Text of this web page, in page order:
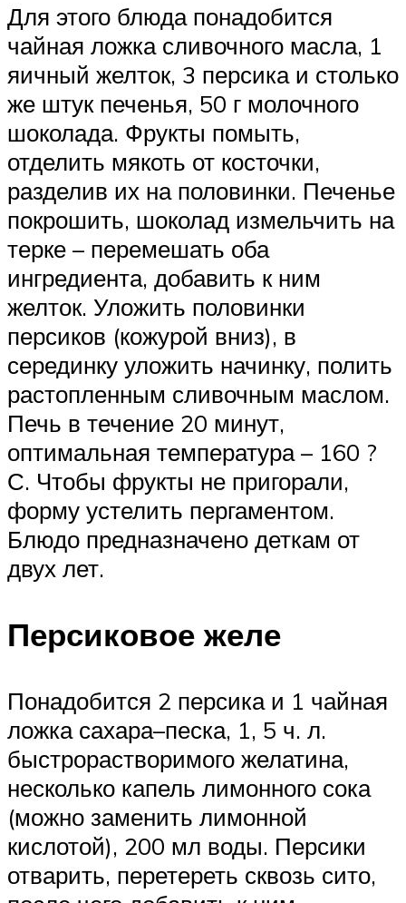
Для этого блюда понадобится
чайная ложка сливочного масла, 1
яичный желток, 3 персика и столько
же штук печенья, 50 г молочного
шоколада. Фрукты помыть,
отделить мякоть от косточки,
разделив их на половинки. Печенье
покрошить, шоколад измельчить на
терке – перемешать оба
ингредиента, добавить к ним
желток. Уложить половинки
персиков (кожурой вниз), в
серединку уложить начинку, полить
растопленным сливочным маслом.
Печь в течение 20 минут,
оптимальная температура – 160 ?
С. Чтобы фрукты не пригорали,
форму устелить пергаментом.
Блюдо предназначено деткам от
двух лет.
Персиковое желе
Понадобится 2 персика и 1 чайная
ложка сахара–песка, 1, 5 ч. л.
быстрорастворимого желатина,
несколько капель лимонного сока
(можно заменить лимонной
кислотой), 200 мл воды. Персики
отварить, перетереть сквозь сито,